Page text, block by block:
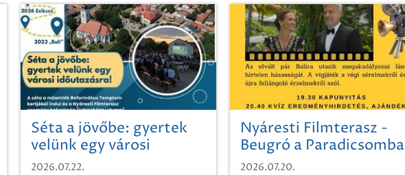
Séta a jövőbe: gyertek
velünk egy városi
időutazásra!
2026.07.22.
Nyáresti Filmterasz -
Beugró a Paradicsomba
2026.07.20.